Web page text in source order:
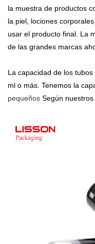
la muestra de productos
la piel, lociones
usar el producto final. La
de las grandes marcas
La capacidad de los
ml o más. Tenemos la
pequeños Según nuestros